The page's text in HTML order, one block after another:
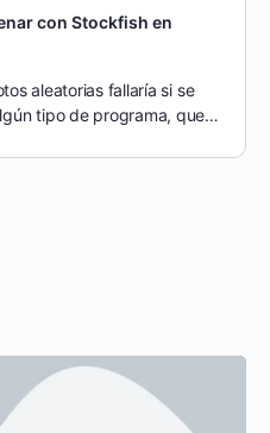
con Stockfish en
aleatorias fallaría si se
tipo de programa, que…